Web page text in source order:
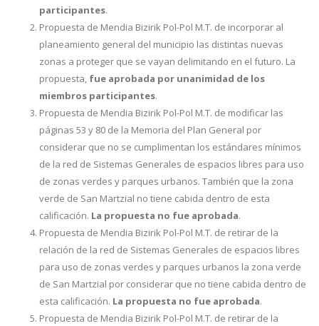
participantes.
Propuesta de Mendia Bizirik Pol-Pol M.T. de incorporar al
planeamiento general del municipio las distintas nuevas
zonas a proteger que se vayan delimitando en el futuro. La
propuesta, fue aprobada por unanimidad de los
miembros participantes.
Propuesta de Mendia Bizirik Pol-Pol M.T. de modificar las
páginas 53 y 80 de la Memoria del Plan General por
considerar que no se cumplimentan los estándares mínimos
de la red de Sistemas Generales de espacios libres para uso
de zonas verdes y parques urbanos. También que la zona
verde de San Martzial no tiene cabida dentro de esta
calificación. La propuesta no fue aprobada.
Propuesta de Mendia Bizirik Pol-Pol M.T. de retirar de la
relación de la red de Sistemas Generales de espacios libres
para uso de zonas verdes y parques urbanos la zona verde
de San Martzial por considerar que no tiene cabida dentro de
esta calificación. La propuesta no fue aprobada.
Propuesta de Mendia Bizirik Pol-Pol M.T. de retirar de la